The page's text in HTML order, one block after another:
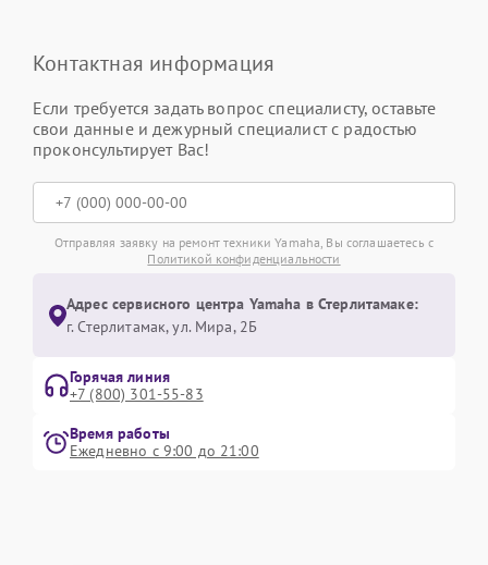
Контактная информация
Если требуется задать вопрос специалисту, оставьте
свои данные и дежурный специалист с радостью
проконсультирует Вас!
Отправляя заявку на ремонт техники Yamaha, Вы соглашаетесь с
Политикой конфиденциальности
Адрес сервисного центра Yamaha в Стерлитамаке:
г. Стерлитамак, ул. Мира, 2Б
Горячая линия
+7 (800) 301-55-83
Время работы
Ежедневно с 9:00 до 21:00